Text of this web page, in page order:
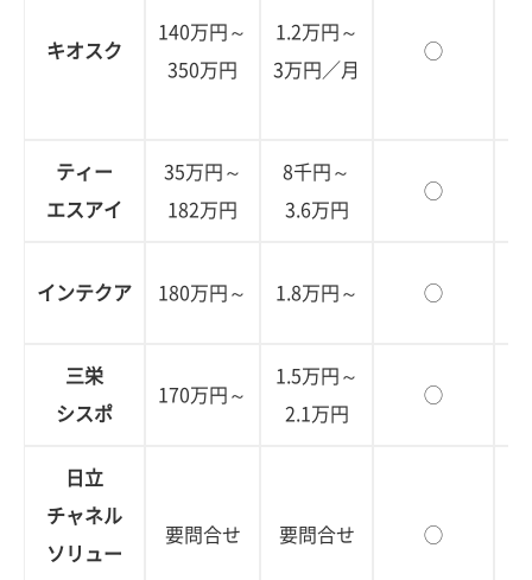
キオスク
140万円～
350万円
1.2万円～
3万円／月
◯
ティー
エスアイ
35万円～
182万円
8千円～
3.6万円
◯
インテクア 180万円～ 1.8万円～ ◯
三栄
シスポ
170万円～
1.5万円～
2.1万円
◯
日立
チャネル
ソリュー
要問合せ 要問合せ ◯